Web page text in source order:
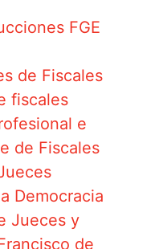
FGE
de Fiscales
fiscales
e
de Fiscales
Democracia
Jueces y
de